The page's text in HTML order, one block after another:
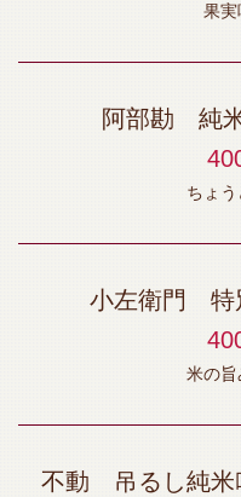
果実
阿部勘 純米
ちょ
小左衛門 特
米の旨
不動 吊るし純米